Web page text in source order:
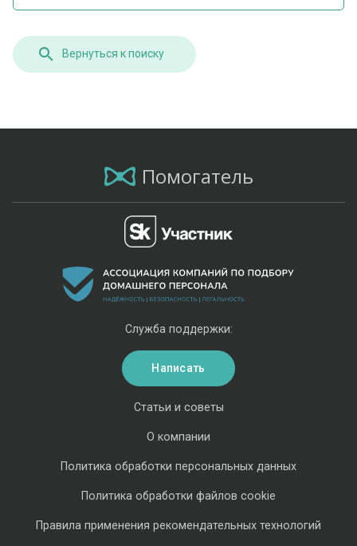
Вернуться к поиску
Помогатель
Статьи и советы
О компании
Политика обработки персональных данных
Политика обработки файлов cookie
Правила применения рекомендательных технологий
Служба поддержки:
Написать